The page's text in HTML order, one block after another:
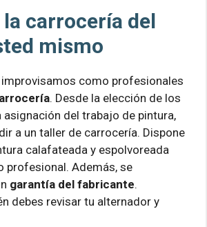
carrocería del
mismo
como profesionales
. Desde la elección de los
del trabajo de pintura,
a un taller de carrocería. Dispone
calafateada y espolvoreada
profesional. Además, se
garantía del fabricante.
debes revisar tu alternador y